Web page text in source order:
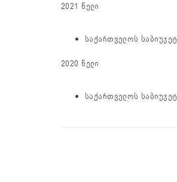
2021 წელი
საქართველოს
2020 წელი
საქართველოს